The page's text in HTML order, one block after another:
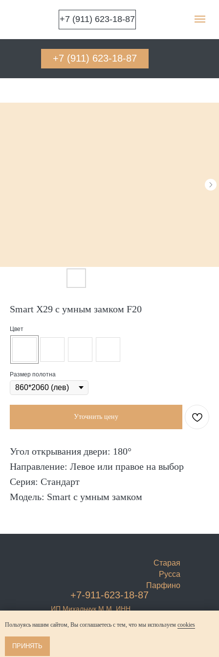
+7 (911) 623-18-87
+7 (911) 623-18-87
Smart X29 с умным замком F20
Цвет
Размер полотна
Уточнить цену
Угол открывания двери: 180°
Направление: Левое или правое на выбор
Серия: Стандарт
Модель: Smart с умным замком
Пользуясь нашим сайтом, Вы соглашаетесь с тем, что мы используем cookies
ПРИНЯТЬ
Старая
Русса
Парфино
+7-911-623-18-87
№6983749
ИП Михальчук М.М. ИНН